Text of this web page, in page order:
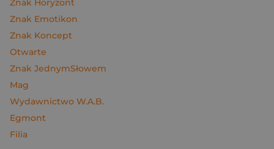
Znak Horyzont
Znak Emotikon
Znak Koncept
Otwarte
Znak JednymSłowem
Mag
Wydawnictwo W.A.B.
Egmont
Filia